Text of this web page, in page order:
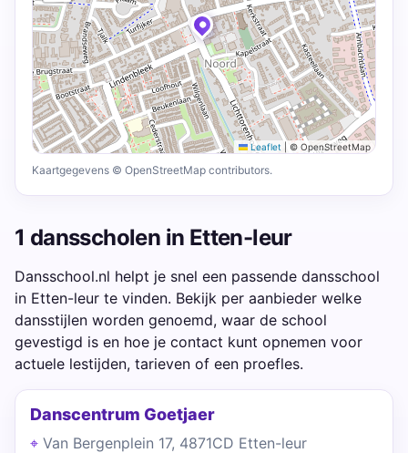
Leaflet © OpenStreetMap
Kaartgegevens © OpenStreetMap contributors.
1 dansscholen in Etten-leur
Dansschool.nl helpt je snel een passende dansschool
in Etten-leur te vinden. Bekijk per aanbieder welke
dansstijlen worden genoemd, waar de school
gevestigd is en hoe je contact kunt opnemen voor
actuele lestijden, tarieven of een proefles.
Danscentrum Goetjaer
Van Bergenplein 17, 4871CD Etten-leur